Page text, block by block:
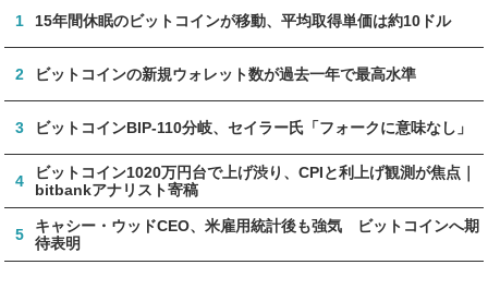
1 15年間休眠のビットコインが移動、平均取得単価は約10ドル
2 ビットコインの新規ウォレット数が過去一年で最高水準
3 ビットコインBIP-110分岐、セイラー氏「フォークに意味なし」
4
ビットコイン1020万円台で上げ渋り、CPIと利上げ観測が焦点｜
bitbankアナリスト寄稿
5
キャシー・ウッドCEO、米雇用統計後も強気 ビットコインへ期
待表明